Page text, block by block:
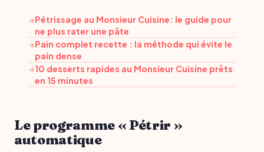
→Pétrissage au Monsieur Cuisine: le guide pour
ne plus rater une pâte
→Pain complet recette : la méthode qui évite le
pain dense
→10 desserts rapides au Monsieur Cuisine prêts
en 15 minutes
Le programme « Pétrir »
automatique